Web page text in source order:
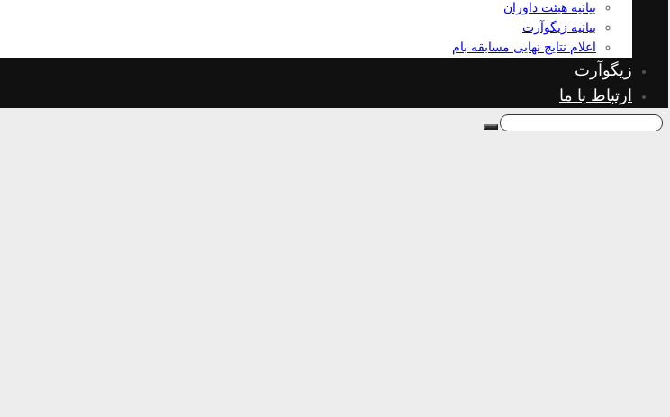
بیانیه هیئت داوران
بیانیه زیگوآرت
اعلام نتایج نهایی مسابقه بام
زیگوآرت
ارتباط با ما